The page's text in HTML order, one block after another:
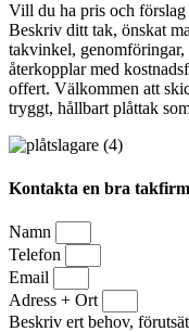
Vill du ha pris och
Beskriv ditt tak, önskat
takvinkel,
återkopplar med
offert. Välkommen att
tryggt, hållbart plåttak
Kontakta en bra
Namn
Telefon
Email
Adress + Ort
Beskriv ert behov,